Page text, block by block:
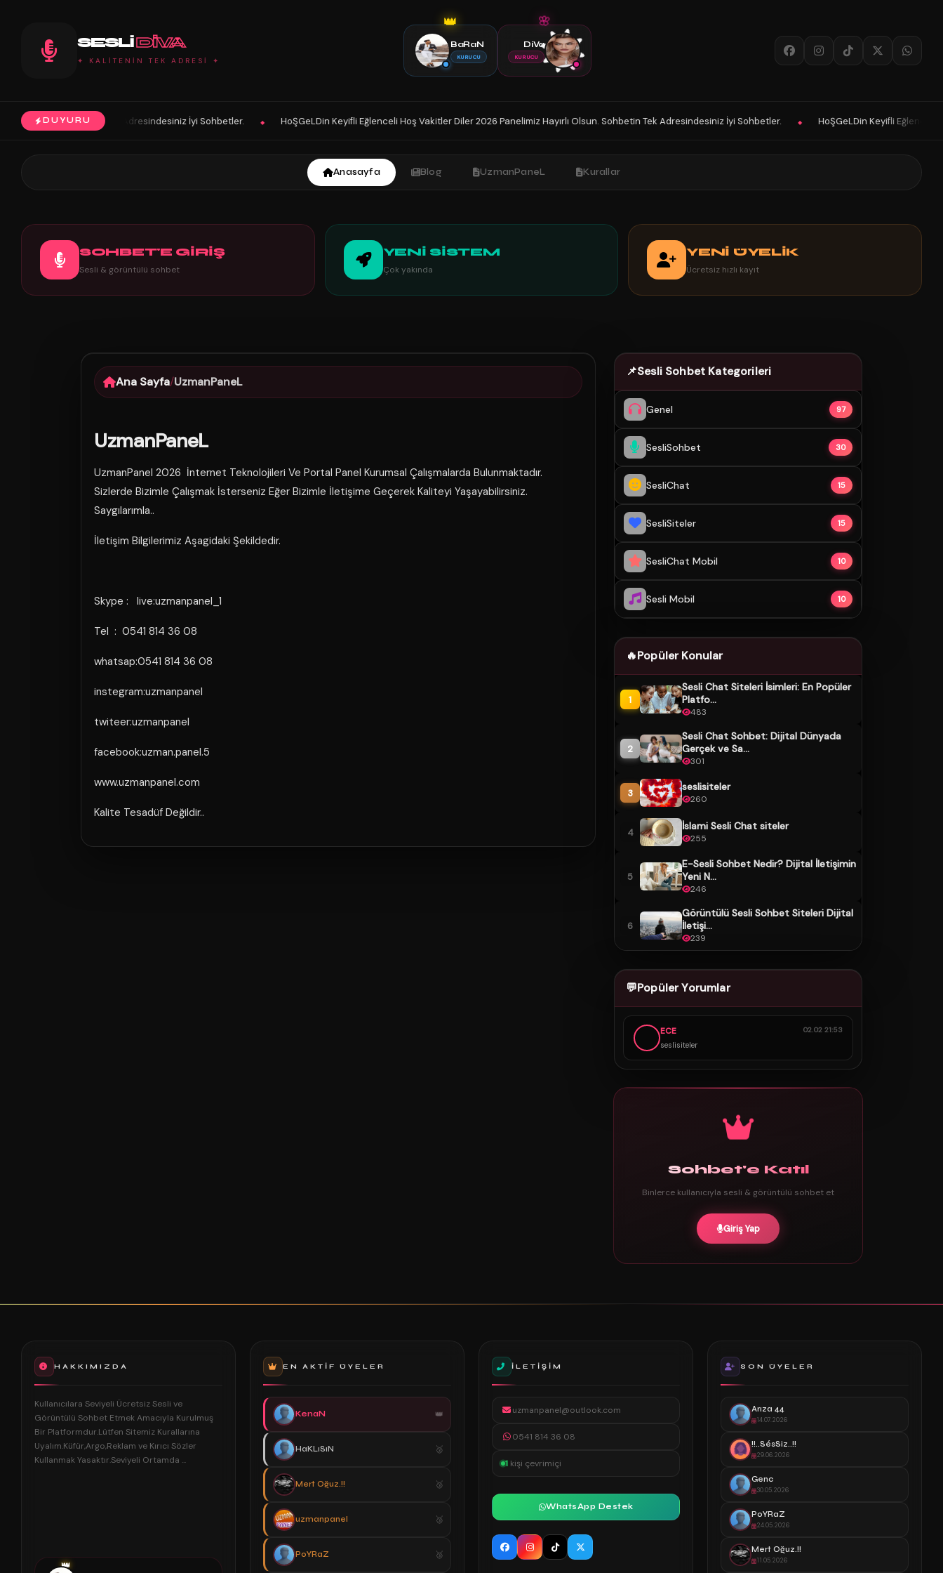
SESLIDIVA
✦ KALİTENİN TEK ADRESİ ✦
👑
BaRaN
KURUCU
🌸
DiVa
KURUCU
DUYURU
Sohbetin Tek Adresindesiniz İyi Sohbetler. ◆ HoŞGeLDin Keyifli Eğlenceli Hoş Vakitler Diler 2026 Panelimiz Hayırlı Olsun. Sohbetin Tek Adresindesiniz İyi Sohbetler. ◆ HoŞGeLDin Keyifli Eğlenceli Hoş
Anasayfa Blog UzmanPaneL Kurallar
SOHBET'E GİRİŞ
Sesli & görüntülü sohbet
YENİ SİSTEM
Çok yakında
YENİ ÜYELİK
Ücretsiz hızlı kayıt
Ana Sayfa/UzmanPaneL
UzmanPaneL
UzmanPanel 2026 İnternet Teknolojileri Ve Portal Panel Kurumsal Çalışmalarda Bulunmaktadır.
Sizlerde Bizimle Çalışmak İsterseniz Eğer Bizimle İletişime Geçerek Kaliteyi Yaşayabilirsiniz.
Saygılarımla..
İletişim Bilgilerimiz Aşagidaki Şekildedir.
Skype : live:uzmanpanel_1
Tel : 0541 814 36 08
whatsap:0541 814 36 08
instegram:uzmanpanel
twiteer:uzmanpanel
facebook:uzman.panel.5
www.uzmanpanel.com
Kalite Tesadüf Değildir..
📌Sesli Sohbet Kategorileri
Genel 97
SesliSohbet 30
SesliChat 15
SesliSiteler 15
SesliChat Mobil 10
Sesli Mobil 10
🔥Popüler Konular
1
Sesli Chat Siteleri İsimleri: En Popüler
Platfo...
483
2
Sesli Chat Sohbet: Dijital Dünyada
Gerçek ve Sa...
301
3 seslisiteler
260
4 İslami Sesli Chat siteler
255
5
E-Sesli Sohbet Nedir? Dijital İletişimin
Yeni N...
246
6
Görüntülü Sesli Sohbet Siteleri Dijital
İletişi...
239
💬Popüler Yorumlar
ECE
seslisiteler
02.02 21:53
Sohbet'e Katıl
Binlerce kullanıcıyla sesli & görüntülü sohbet et
Giriş Yap
HAKKIMIZDA
Kullanıcılara Seviyeli Ücretsiz Sesli ve
Görüntülü Sohbet Etmek Amacıyla Kurulmuş
Bir Platformdur.Lütfen Sitemiz Kurallarına
Uyalım.Küfür,Argo,Reklam ve Kırıcı Sözler
Kullanmak Yasaktır.Seviyeli Ortamda ...
👑
EN AKTIF ÜYELER
KenaN
HaKLıSıN
Mert Oğuz.!!
uzmanpanel
PoYRaZ
İLETIŞIM
uzmanpanel@outlook.com
0541 814 36 08
1 kişi çevrimiçi
WhatsApp Destek
SON ÜYELER
Arıza 44
14.07.2026
!!..SésSiz..!!
29.06.2026
Genc
30.05.2026
PoYRaZ
24.05.2026
Mert Oğuz.!!
11.05.2026